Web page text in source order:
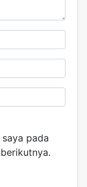
pada